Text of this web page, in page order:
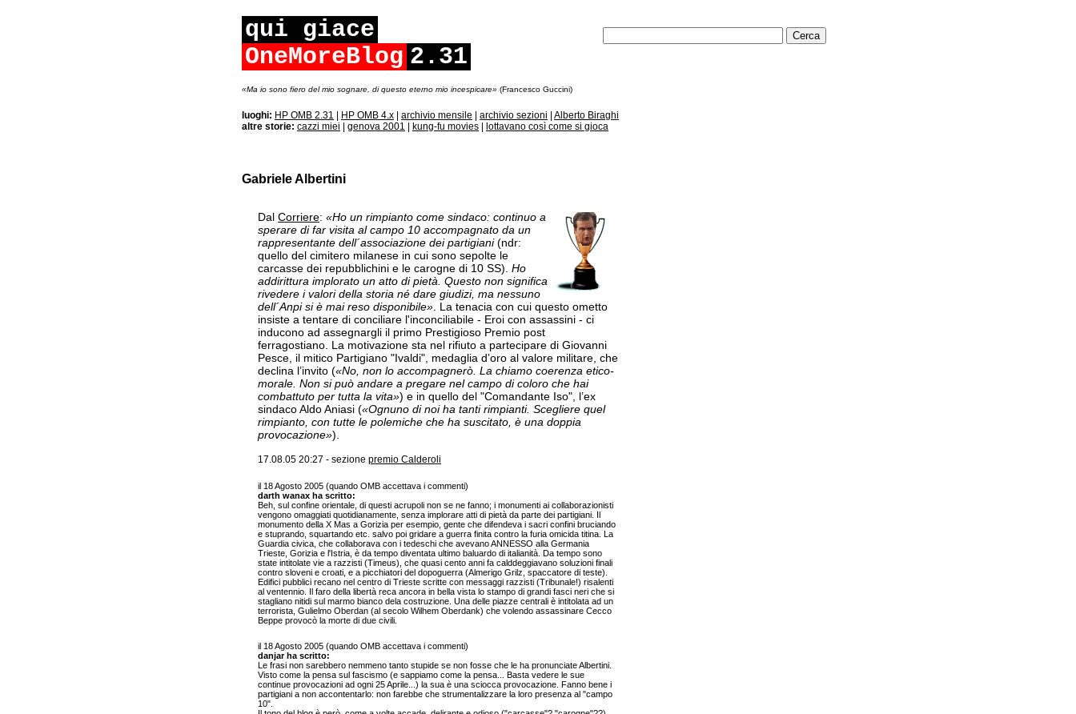
qui giace
OneMoreBlog 2.31
«Ma io sono fiero del mio sognare, di questo eterno mio incespicare» (Francesco Guccini)
luoghi: HP OMB 2.31 HP OMB 4.x archivio mensile archivio sezioni
Alberto Biraghi
altre storie: cazzi miei genova 2001 kung-fu movies lottavano così come si gioca
Gabriele Albertini
Dal Corriere: «Ho un rimpianto come sindaco: continuo a
sperare di far visita al campo 10 accompagnato da un
rappresentante dell´associazione dei partigiani(ndr:
quello del cimitero milanese in cui sono sepolte le
carcasse dei repubblichini e le carogne di 10 SS). Ho
addirittura implorato un atto di pietà. Questo non significa
rivedere i valori della storia né dare giudizi, ma nessuno
dell´Anpi si è mai reso disponibile» . La tenacia con cui questo ometto
insiste a tentare di conciliare l'inconciliabile - Eroi con assassini - ci
inducono ad assegnargli il primo Prestigioso Premio post
ferragostiano. La motivazione sta nel rifiuto a partecipare di Giovanni
Pesce, il mitico Partigiano "Ivaldi", medaglia d’oro al valore militare, che
declina l’invito («No, non lo accompagnerò. La chiamo coerenza etico-
morale. Non si può andare a pregare nel campo di coloro che hai
combattuto per tutta la vita») e in quello del "Comandante Iso", l’ex
sindaco Aldo Aniasi («Ognuno di noi ha tanti rimpianti. Scegliere quel
rimpianto, con tutte le polemiche che ha suscitato, è una doppia
provocazione»).
17.08.05 20:27 - sezione premio Calderoli
il 18 Agosto 2005 (quando OMB accettava i commenti)
darth wanax ha scritto:
Beh, sul confine orientale, di questi acrupoli non se ne fanno; i monumenti ai collaborazionisti
vengono omaggiati quotidianamente, senza implorare atti di pietà da parte dei partigiani. Il
monumento della X Mas a Gorizia per esempio, gente che difendeva i sacri confini bruciando
e stuprando, squartando etc. salvo poi gridare a guerra finita contro la furia omicida titina. La
Guardia civica, che collaborava con i tedeschi che avevano ANNESSO alla Germania
Trieste, Gorizia e l'Istria, è da tempo diventata ultimo baluardo di italianità. Da tempo sono
state intitolate vie a razzisti (Timeus), che quasi cento anni fa calddeggiavano soluzioni finali
contro sloveni e croati, e a picchiatori del dopoguerra (Almerigo Grilz, spaccatore di teste).
Edifici pubblici recano nel centro di Trieste scritte con messaggi razzisti (Tribunale!) risalenti
al ventennio. Il faro della libertà reca ancora in bella vista lo stampo di grandi fasci neri che si
stagliano nitidi sul marmo bianco dela costruzione. Una delle piazze centrali è intitolata ad un
terrorista, Gulielmo Oberdan (al secolo Wilhem Oberdank) che volendo assassinare Cecco
Beppe provocò la morte di due civili.
il 18 Agosto 2005 (quando OMB accettava i commenti)
danjar ha scritto:
Le frasi non sarebbero nemmeno tanto stupide se non fosse che le ha pronunciate Albertini.
Visto come la pensa sul fascismo (e sappiamo come la pensa... Basta vedere le sue
continue provocazioni ad ogni 25 Aprile...) la sua è una sciocca provocazione. Fanno bene i
partigiani a non accontentarlo: non farebbe che strumentalizzare la loro presenza al "campo
10".